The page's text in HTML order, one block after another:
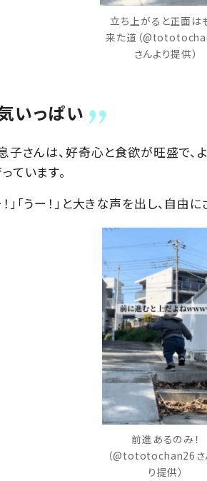
立ち上がると正面は
来た道（
さんより提供）
いっぱい
さんは、好奇心と食欲が旺盛で、
ています。
」「うー！」と大きな声を出し、自由
前進あるのみ！
（@tototochan26さ
り提供）